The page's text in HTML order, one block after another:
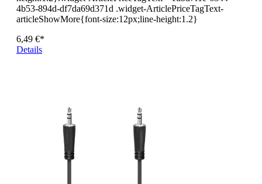
4b53-894d-df7da69d371d .widget-ArticlePriceTagText-
articleShowMore{font-size:12px;line-height:1.2}
6,49 €*
Details